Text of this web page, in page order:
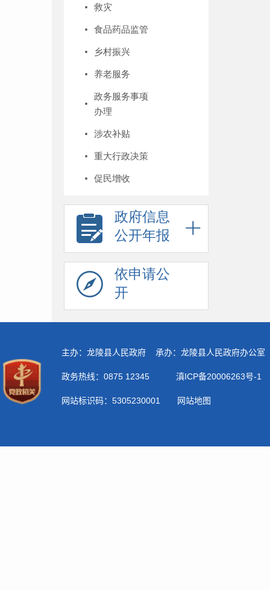
救灾
食品药品监管
乡村振兴
养老服务
政务服务事项
办理
涉农补贴
重大行政决策
促民增收
政府信息
公开年报
依申请公
开